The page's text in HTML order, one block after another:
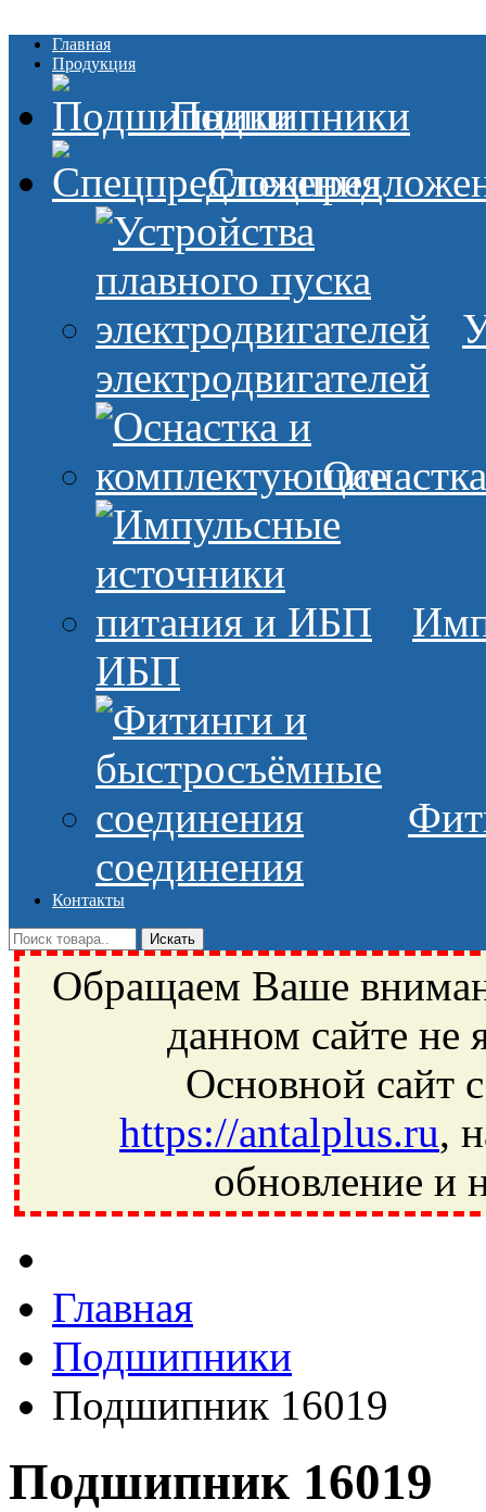
Главная
Продукция
Подшипники
электродвигателей
ИБП
соединения
Контакты
Обращаем Ваше
данном сайте не
Основной сайт
https://antalplus.ru,
обновление и
Ивантеевка, подшипники, пневматика, метизы, техника,
Главная
Подшипники
Подшипник 16019
Подшипник 16019